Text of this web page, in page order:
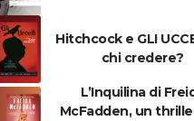
Hitchcock e GLI
chi credere?
L’Inquilina di
McFadden, un